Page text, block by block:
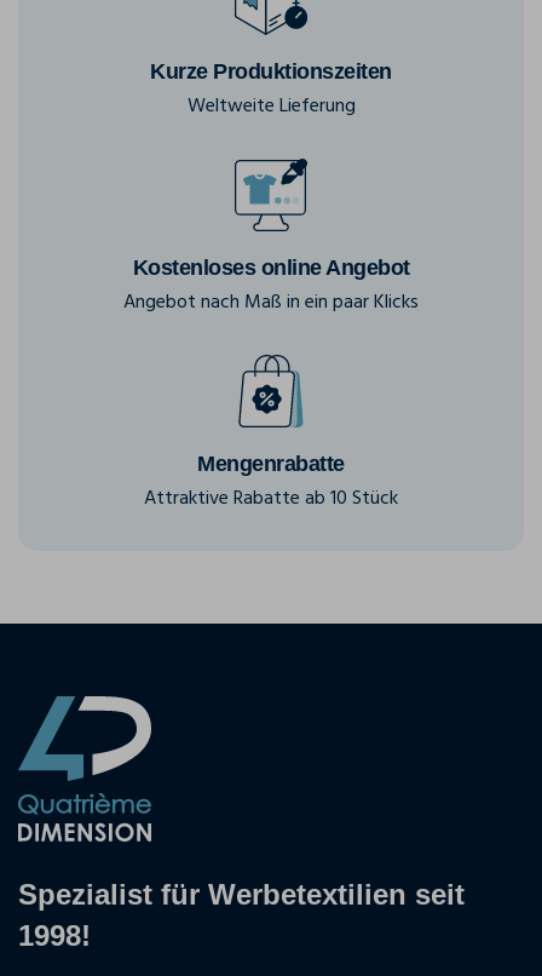
Kurze Produktionszeiten
Weltweite Lieferung
Kostenloses online Angebot
Angebot nach Maß in ein paar Klicks
Mengenrabatte
Attraktive Rabatte ab 10 Stück
Spezialist für Werbetextilien seit
1998!